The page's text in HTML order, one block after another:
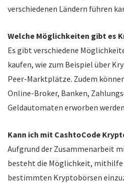
verschiedenen Ländern führen
Welche Möglichkeiten gibt es
Es gibt verschiedene
kaufen, wie zum Beispiel über
Peer-Marktplätze. Zudem
Online-Broker, Banken,
Geldautomaten erworben
Kann ich mit CashtoCode
Aufgrund der Zusammenarbeit
besteht die Möglichkeit, mithilfe
bestimmten Kryptobörsen